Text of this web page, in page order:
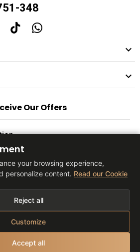
348


Our Offers
Co, S.L
your browsing experience,
personalize content. Read our Cookie
Reject all
Customize
Accept all